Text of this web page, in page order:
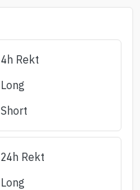
4h Rekt
Long
Short
24h Rekt
Long